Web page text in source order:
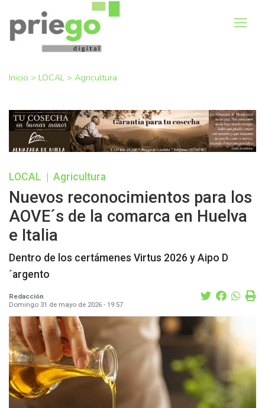
Inicio > LOCAL > Agricultura
LOCAL Agricultura
Nuevos reconocimientos para los
AOVE´s de la comarca en Huelva
e Italia
Dentro de los certámenes Virtus 2026 y Aipo D
´argento
Redacción
Domingo 31 de mayo de 2026 - 19:57